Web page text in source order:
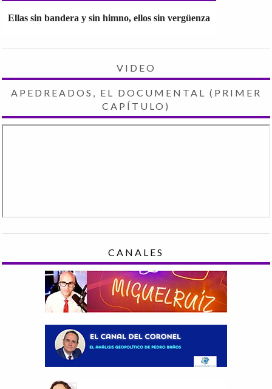
Ellas sin bandera y sin himno, ellos sin vergüenza
VIDEO
APEDREADOS, EL DOCUMENTAL (PRIMER
CAPÍTULO)
CANALES